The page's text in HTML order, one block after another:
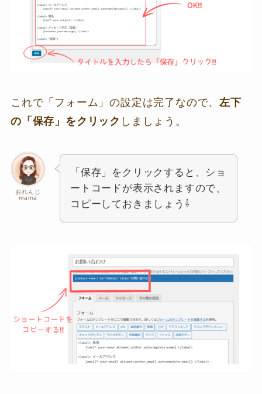
これで「フォーム」の設定は完了なので、左下
の「保存」をクリック しましょう。
おれんじ
mama
「保存」をクリックすると、ショ
ートコードが表示されますので、
コピーしておきましょう⇩